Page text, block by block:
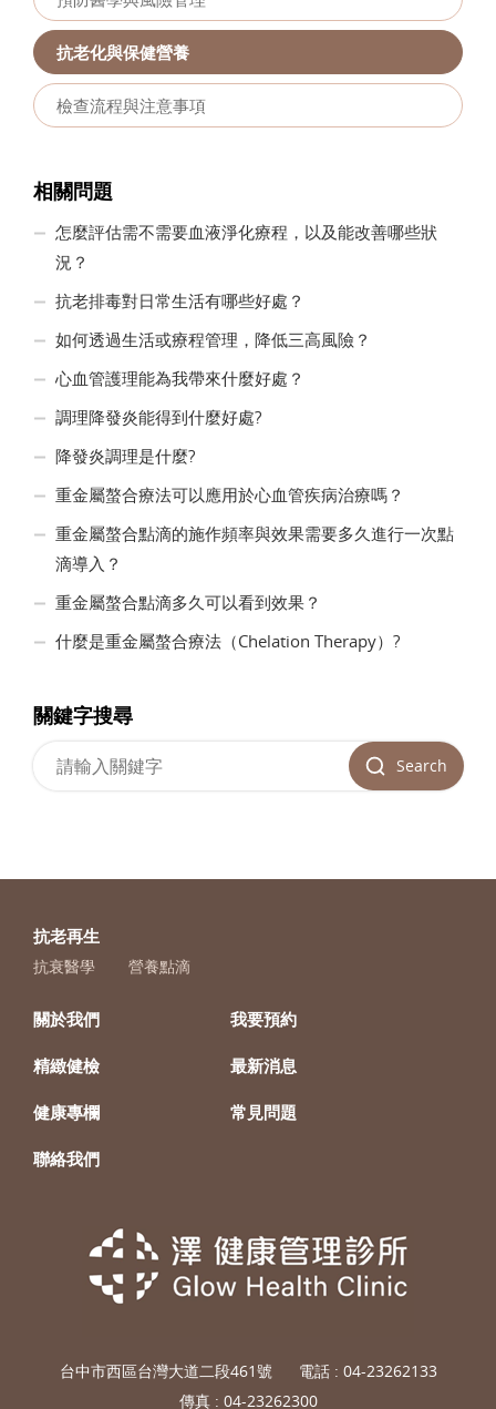
抗老化與保健營養
檢查流程與注意事項
相關問題
怎麼評估需不需要血液淨化療程，以及能改善哪些狀
況？
抗老排毒對日常生活有哪些好處？
如何透過生活或療程管理，降低三高風險？
心血管護理能為我帶來什麼好處？
調理降發炎能得到什麼好處?
降發炎調理是什麼?
重金屬螯合療法可以應用於心血管疾病治療嗎？
重金屬螯合點滴的施作頻率與效果需要多久進行一次點
滴導入？
重金屬螯合點滴多久可以看到效果？
什麼是重金屬螯合療法（Chelation Therapy）?
關鍵字搜尋
Search
抗老再生
抗衰醫學 營養點滴
關於我們 我要預約
精緻健檢 最新消息
健康專欄 常見問題
聯絡我們
台中市西區台灣大道二段461號 電話 : 04-23262133
傳真 : 04-23262300